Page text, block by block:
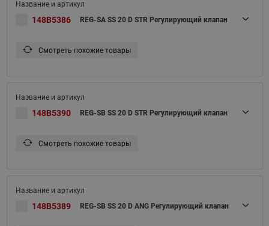
148B5386 REG-SA SS 20 D STR Регулирующий клапан
Смотреть похожие товары
148B5390 REG-SB SS 20 D STR Регулирующий клапан
Смотреть похожие товары
148B5389 REG-SB SS 20 D ANG Регулирующий клапан